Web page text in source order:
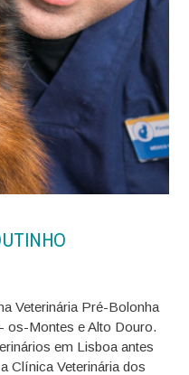
Veterinária Pré-Bolonha
os-Montes e Alto Douro.
em Lisboa antes
Clínica Veterinária dos